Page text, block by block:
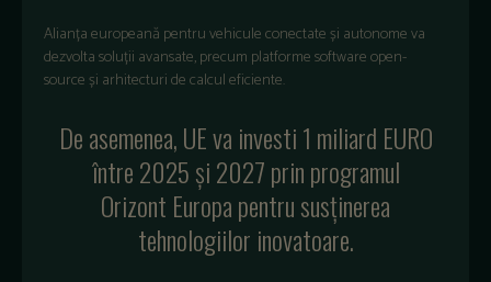
Alianța europeană pentru vehicule conectate și autonome va
dezvolta soluții avansate, precum platforme software open-
source și arhitecturi de calcul eficiente.
De asemenea, UE va investi 1 miliard EURO
între 2025 și 2027 prin programul
Orizont Europa pentru susținerea
tehnologiilor inovatoare.